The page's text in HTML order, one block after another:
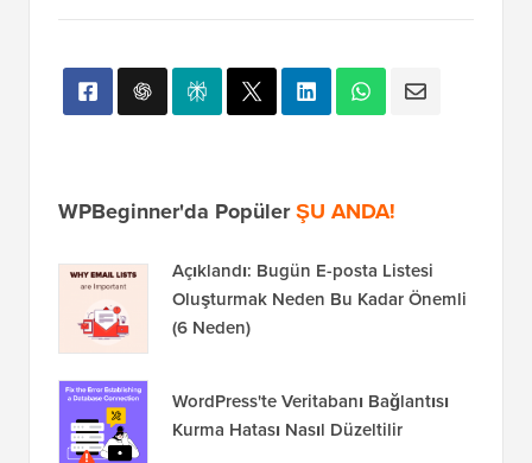
WPBeginner'da PopülerŞU ANDA!
Açıklandı: Bugün E-posta Listesi
Oluşturmak Neden Bu Kadar Önemli
(6 Neden)
WordPress'te Veritabanı Bağlantısı
Kurma Hatası Nasıl Düzeltilir